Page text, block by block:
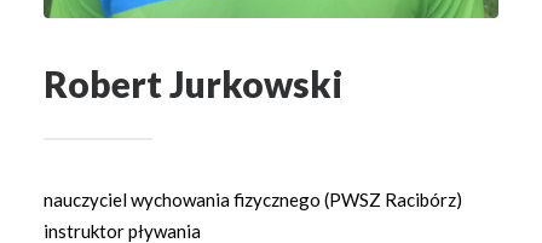
Robert Jurkowski
nauczyciel wychowania fizycznego (PWSZ Racibórz)
instruktor pływania